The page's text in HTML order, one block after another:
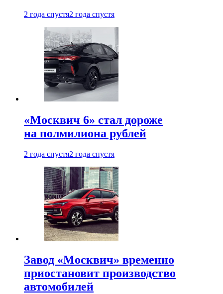
2 года спустя2 года спустя
«Москвич 6» стал дороже
на полмилиона рублей
2 года спустя2 года спустя
Завод «Москвич» временно
приостановит производство
автомобилей